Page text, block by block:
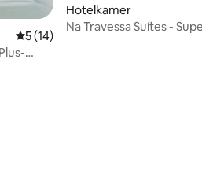
Gemiddelde beoordeling van 5 op
5 (14)
Hotelkamer
Na Travessa Suítes -